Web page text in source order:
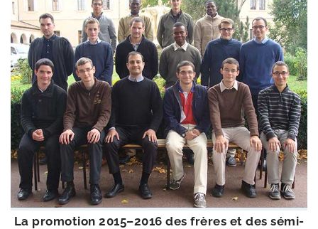
La pro­mo­tion 2015–2016 des frères et des sémi­